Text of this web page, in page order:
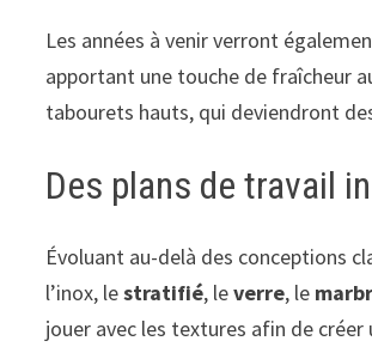
Les années à venir verront
apportant une touche de fraîcheur
tabourets hauts, qui deviendront
Des plans de travail
Évoluant au-delà des conceptions
l’inox, lestratifié, leverre, le
jouer avec les textures afin de